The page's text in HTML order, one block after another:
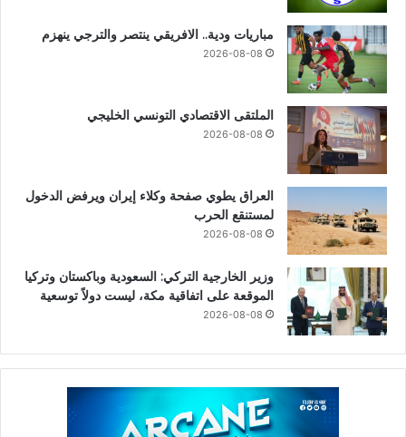
مباريات ودية.. الافريقي ينتصر والترجي ينهزم
2026-08-08
الملتقى الاقتصادي التونسي الخليجي
2026-08-08
العراق يطوي صفحة وكلاء إيران ويرفض الدخول
لمستنقع الحرب
2026-08-08
وزير الخارجية التركي: السعودية وباكستان وتركيا
الموقعة على اتفاقية مكة، ليست دولاً توسعية
2026-08-08